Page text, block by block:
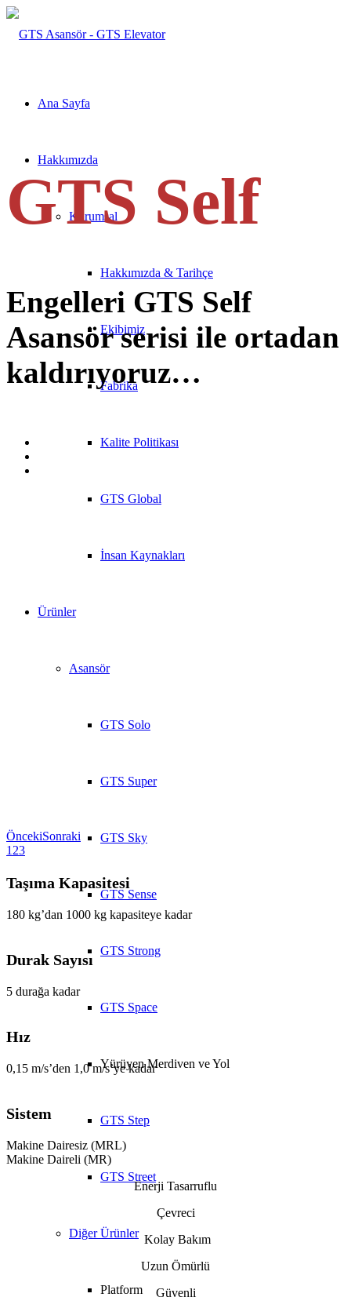
Ana Sayfa
Hakkımızda
Kurumsal
Hakkımızda & Tarihçe
Ekibimiz
Fabrika
Kalite Politikası
GTS Global
İnsan Kaynakları
Ürünler
Asansör
GTS Solo
GTS Super
GTS Sky
GTS Sense
GTS Strong
GTS Space
Yürüyen Merdiven ve Yol
GTS Step
GTS Street
Diğer Ürünler
Platform
GTS Self
Engelleri GTS Self
Asansör serisi ile ortadan
kaldırıyoruz…
ÖncekiSonraki
1 23
Taşıma Kapasitesi
180 kg’dan 1000 kg kapasiteye kadar
Durak Sayısı
5 durağa kadar
Hız
0,15 m/s’den 1,0 m/s’ye kadar
Sistem
Makine Dairesiz (MRL)
Makine Daireli (MR)
Enerji Tasarruflu
Çevreci
Kolay Bakım
Uzun Ömürlü
Güvenli